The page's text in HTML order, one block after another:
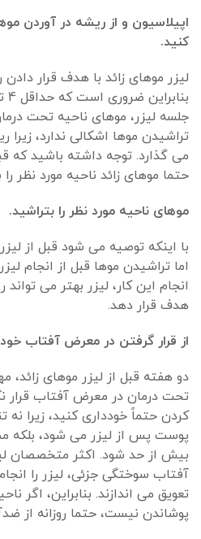
اپیلاسیون و از ریشه در آوردن
کنید.
لیزر موهای زائد با هدف قرار
جلسه لیزر، موهای ناحیه تحت
تراشیدن موها اشکالی ندارد، زیرا
می گذارد. توجه داشته باشید که
حتما موهای زائد ناحیه مورد نظر را
موهای ناحیه مورد نظر را بتراشید.
با اینکه توصیه می شود قبل از
اما تراشیدن موها قبل از انجام
انجام این کار، لیزر بهتر می
هدف قرار دهد.
از قرار گرفتن در معرض آفتاب
دو هفته قبل از لیزر موهای
تحت درمان در معرض آفتاب قرار
کردن حتماً خودداری کنید، زیرا نه
پوست پس از لیزر می شود، بلکه
بیش از حد شود. اکثر متخصصان
آفتاب سوختگی جزئی، لیزر را
تعویق می اندازند. بنابراین، اگر
پوشاندن نیست، حتما روزانه از